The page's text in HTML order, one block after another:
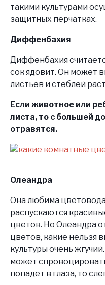
такими культурами
защитных перчатках.
Диффенбахия
Диффенбахия
сок ядовит. Он может
листьев и стеблей
Если животное или
листа, то с большей
отравятся.
Олеандра
Она любима
распускаются
цветов. Но Олеандра
цветов, какие нельзя
культуры очень
может
попадет в глаза, то